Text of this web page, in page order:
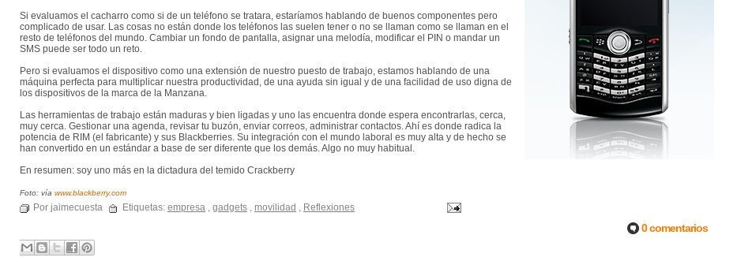
Si evaluamos el cacharro como si de un teléfono se tratara, estaríamos hablando de buenos componentes pero
complicado de usar. Las cosas no están donde los teléfonos las suelen tener o no se llaman como se llaman en el
resto de teléfonos del mundo. Cambiar un fondo de pantalla, asignar una melodía, modificar el PIN o mandar un
SMS puede ser todo un reto.
Pero si evaluamos el dispositivo como una extensión de nuestro puesto de trabajo, estamos hablando de una
máquina perfecta para multiplicar nuestra productividad, de una ayuda sin igual y de una facilidad de uso digna de
los dispositivos de la marca de la Manzana.
Las herramientas de trabajo están maduras y bien ligadas y uno las encuentra donde espera encontrarlas, cerca,
muy cerca. Gestionar una agenda, revisar tu buzón, enviar correos, administrar contactos. Ahí es donde radica la
potencia de RIM (el fabricante) y sus Blackberries. Su integración con el mundo laboral es muy alta y de hecho se
han convertido en un estándar a base de ser diferente que los demás. Algo no muy habitual.
En resumen: soy uno más en la dictadura del temido Crackberry
Foto: vía www.blackberry.com
Por jaimecuesta Etiquetas: empresa gadgets movilidad Reflexiones
0 comentarios